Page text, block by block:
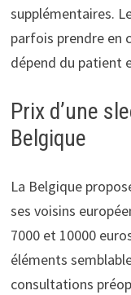
supplémentaires.
parfois prendre en
dépend du patient
Prix d’une
Belgique
La Belgique
ses voisins
7000 et 10000
éléments
consultations